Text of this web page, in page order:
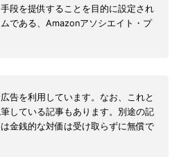
段を提供することを目的に設定され
である、Amazonアソシエイト・プ
告を利用しています。なお、これと
している記事もあります。別途の記
金銭的な対価は受け取らずに無償で